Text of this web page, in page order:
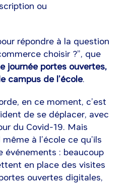
ou
répondre à la question
choisir ?”, que
journée portes ouvertes,
campus de l’école.
en ce moment, c’est
de se déplacer, avec
du Covid-19. Mais
à l’école ce qu’ils
événements : beaucoup
en place des visites
ouvertes digitales,